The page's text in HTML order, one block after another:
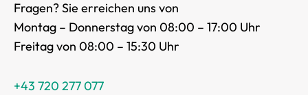
Fragen? Sie erreichen uns von
Montag – Donnerstag von 08:00 – 17:00 Uhr
Freitag von 08:00 – 15:30 Uhr
+43 720 277 077